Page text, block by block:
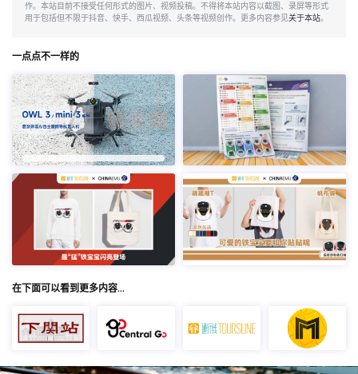
作。本站目前不接受任何形式的图片、视频投稿。不得将本站内容以截图、录屏等形式
用于包括但不限于抖音、快手、西瓜视频、头条等视频创作。更多内容参见关于本站。
一点点不一样的
在下面可以看到更多内容…